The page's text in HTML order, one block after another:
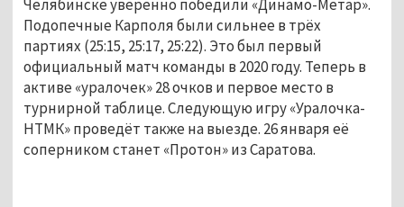
Челябинске уверенно победили «Динамо-Метар».
Подопечные Карполя были сильнее в трёх
партиях (25:15, 25:17, 25:22). Это был первый
официальный матч команды в 2020 году. Теперь в
активе «уралочек» 28 очков и первое место в
турнирной таблице. Следующую игру «Уралочка-
НТМК» проведёт также на выезде. 26 января её
соперником станет «Протон» из Саратова.